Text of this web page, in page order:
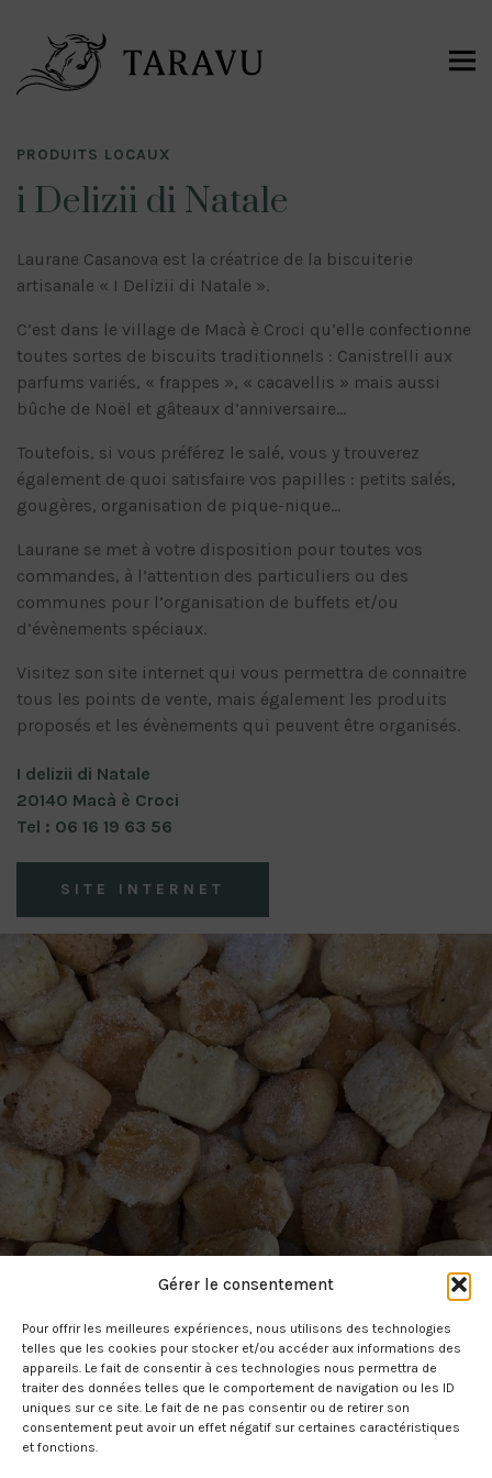
Gérer le consentement
Pour offrir les meilleures expériences, nous utilisons des technologies
telles que les cookies pour stocker et/ou accéder aux informations des
appareils. Le fait de consentir à ces technologies nous permettra de
traiter des données telles que le comportement de navigation ou les ID
uniques sur ce site. Le fait de ne pas consentir ou de retirer son
consentement peut avoir un effet négatif sur certaines caractéristiques
et fonctions.
PRODUITS LOCAUX
i Delizii di Natale
Laurane Casanova est la créatrice de la biscuiterie
artisanale « I Delizii di Natale ».
C’est dans le village de Macà è Croci qu’elle confectionne
toutes sortes de biscuits traditionnels : Canistrelli aux
parfums variés, « frappes », « cacavellis » mais aussi
bûche de Noël et gâteaux d’anniversaire…
Toutefois, si vous préférez le salé, vous y trouverez
également de quoi satisfaire vos papilles : petits salés,
gougères, organisation de pique-nique…
Laurane se met à votre disposition pour toutes vos
commandes, à l’attention des particuliers ou des
communes pour l’organisation de buffets et/ou
d’évènements spéciaux.
Visitez son site internet qui vous permettra de connaitre
tous les points de vente, mais également les produits
proposés et les évènements qui peuvent être organisés.
I delizii di Natale
20140 Macà è Croci
Tel : 06 16 19 63 56
SITE INTERNET